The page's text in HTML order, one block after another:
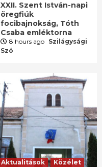
XXII. Szent István-napi
öregfiúk
focibajnokság, Tóth
Csaba emléktorna
8 hours ago Szilágysági
Szó
Aktualitások
Közélet